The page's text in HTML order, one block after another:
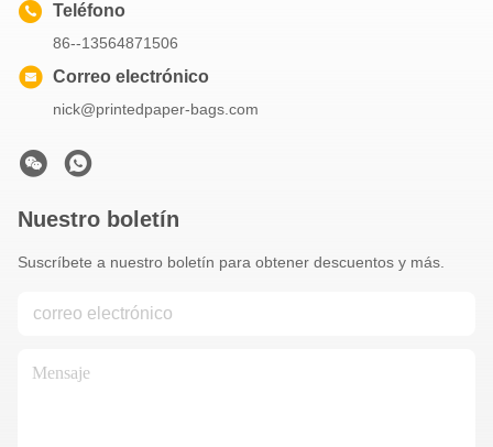
Teléfono
86--13564871506
Correo electrónico
nick@printedpaper-bags.com
Nuestro boletín
Suscríbete a nuestro boletín para obtener descuentos y más.